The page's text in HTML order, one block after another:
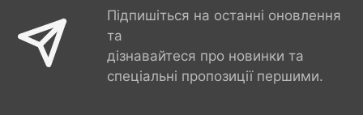
Підпишіться на останні оновлення
та
дізнавайтеся про новинки та
спеціальні пропозиції першими.